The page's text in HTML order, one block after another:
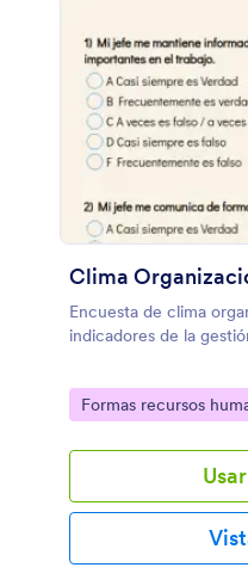
Clima
Encuesta de clima
indicadores de la
Go to Category:
Formas recursos